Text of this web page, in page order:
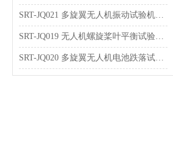
SRT-JQ021 多旋翼无人机振动试验机的应用介绍 技术说明
SRT-JQ019 无人机螺旋桨叶平衡试验机简单介绍 质量保证
SRT-JQ020 多旋翼无人机电池跌落试验机简单介绍 质量保证